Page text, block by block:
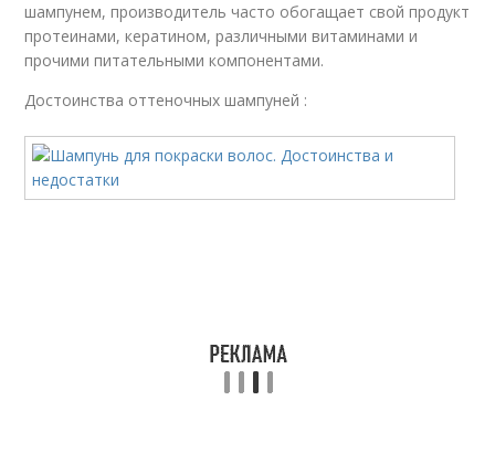
шампунем, производитель часто обогащает свой продукт
протеинами, кератином, различными витаминами и
прочими питательными компонентами.
Достоинства оттеночных шампуней :